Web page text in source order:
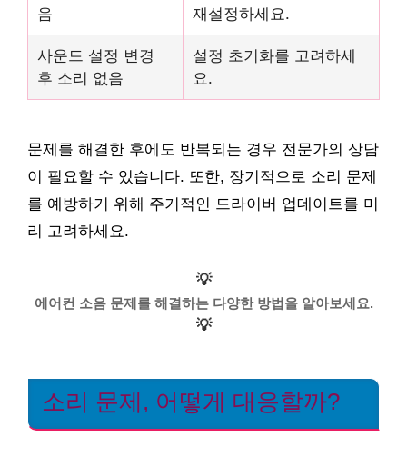
음 재설정하세요.
사운드 설정 변경
후 소리 없음
설정 초기화를 고려하세
요.
문제를 해결한 후에도 반복되는 경우 전문가의 상담
이 필요할 수 있습니다. 또한, 장기적으로 소리 문제
를 예방하기 위해 주기적인 드라이버 업데이트를 미
리 고려하세요.
💡
에어컨 소음 문제를 해결하는 다양한 방법을 알아보세요.
💡
소리 문제, 어떻게 대응할까?